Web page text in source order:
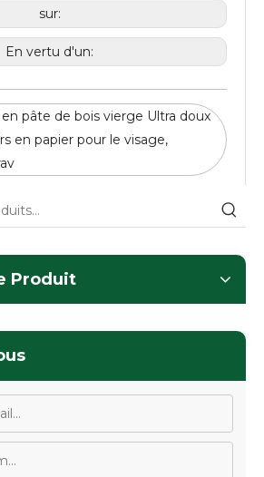
sur:
En vertu d'un:
pâte de bois vierge Ultra doux
en papier pour le visage,
Produit